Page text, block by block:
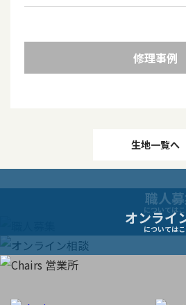
修理事例
稿
ビ
生地一覧へ
職人
については
オンライ
については